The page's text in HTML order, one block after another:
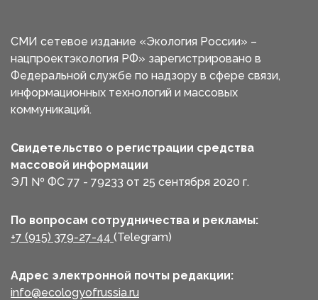
СМИ сетевое издание «Экология России» –
нацпроектэкология РФ» зарегистрировано в
Федеральной службе по надзору в сфере связи,
информационных технологий и массовых
коммуникаций.
Свидетельство о регистрации средства
массовой информации
ЭЛ № ФС 77 - 79233 от 25 сентября 2020 г.
По вопросам сотрудничества и рекламы:
+7 (915) 379-27-44 (Telegram)
Адрес электронной почты редакции:
info@ecologyofrussia.ru